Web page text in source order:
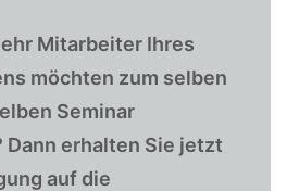
Mitarbeiter Ihres
möchten zum selben
Seminar
Dann erhalten Sie jetzt
auf die